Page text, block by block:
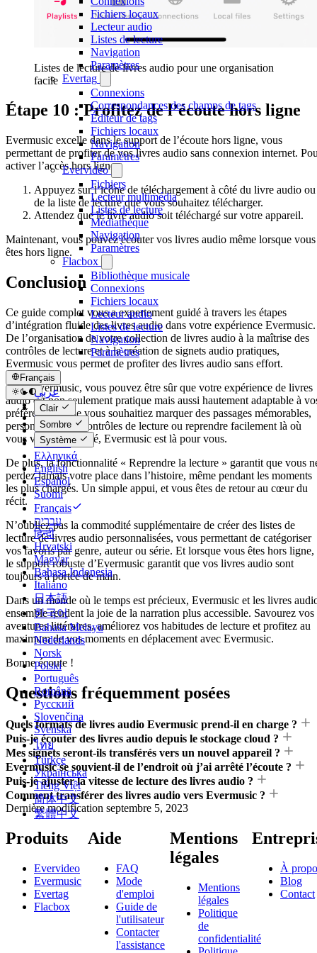
Fichiers locaux
Lecteur audio
Listes de lecture
Navigation
Paramètres
Evertag
Connexions
Correspondances des champs de tags
Éditeur de tags
Fichiers locaux
Navigation
Paramètres
Evervideo
Fichiers
Lecteur multimédia
Listes de lecture
Médiathèque
Navigation
Paramètres
Flacbox
Bibliothèque musicale
Connexions
Fichiers locaux
Lecteur audio
Listes de lecture
Navigation
Paramètres
Français
عربي
Català
Čeština
Dansk
Deutsch
Ελληνικά
English
Español
Suomi
Français
עברית
हिन्दी
Hrvatski
Magyar
Bahasa Indonesia
Italiano
日本語
한국어
Bahasa Melayu
Nederlands
Norsk
Polski
Português
Română
Русский
Slovenčina
Svenska
ไทย
Türkçe
Українська
Tiếng Việt
简体中文
繁體中文
Clair
Sombre
Système
Listes de lecture de livres audio pour une organisation
facile
Étape 10 : Profitez de l’écoute hors ligne
Evermusic excelle dans le support de l’écoute hors ligne, vous
permettant de profiter de vos livres audio sans connexion internet.
activer l’accès hors ligne :
Appuyez sur l’icône de téléchargement à côté du livre audio ou
de la liste de lecture que vous souhaitez télécharger.
Attendez que le livre audio soit téléchargé sur votre appareil.
Maintenant, vous pouvez écouter vos livres audio même lorsque vous
êtes hors ligne.
Conclusion
Ce guide complet vous a expertement guidé à travers les étapes
d’intégration fluide des livres audio dans votre expérience Evermusic.
De l’organisation de votre collection de livres audio à la maîtrise des
contrôles de lecture et à la création de signets audio pratiques,
Evermusic vous permet de profiter des livres audio sans effort.
Avec Evermusic, vous pouvez être sûr que votre expérience de livres
audio est non seulement pratique mais aussi hautement adaptable à
préférences. Que vous souhaitiez marquer des passages mémorables,
personnaliser les contrôles de lecture ou reprendre facilement là où
vous vous êtes arrêté, Evermusic est là pour vous.
De plus, la fonctionnalité « Reprendre la lecture » garantit que vous
perdez jamais votre place dans l’histoire, même pendant les moments
les plus chargés. Un simple appui, et vous êtes de retour au cœur du
récit.
N’oubliez pas la commodité supplémentaire de créer des listes de
lecture de livres audio personnalisées, vous permettant de catégoriser
vos favoris par genre, auteur ou série. Et lorsque vous êtes hors ligne,
le support robuste d’Evermusic garantit que vos livres audio sont
toujours à portée de main.
Dans un monde où le temps est précieux, Evermusic et les livres
ensemble rendent la joie de la narration plus accessible. Savourez vos
aventures littéraires, améliorez vos habitudes de lecture et profitez au
maximum de vos moments en déplacement avec Evermusic.
Bonne écoute !
Questions fréquemment posées
Quels formats de livres audio Evermusic prend-il en charge ?
Puis-je écouter des livres audio depuis le stockage cloud ?
Mes signets seront-ils transférés vers un nouvel appareil ?
Evermusic se souvient-il de l’endroit où j’ai arrêté l’écoute ?
Puis-je ajuster la vitesse de lecture des livres audio ?
Comment transférer des livres audio vers Evermusic ?
Dernière modification septembre 5, 2023
Produits
Evervideo
Evermusic
Evertag
Flacbox
Aide
FAQ
Mode
d'emploi
Guide de
l'utilisateur
Contacter
l'assistance
Mentions
légales
Mentions
légales
Politique
de
confidentialité
À
Blog
Contact